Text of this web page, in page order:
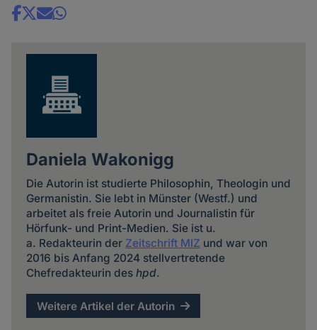
Share
Daniela Wakonigg
Die Autorin ist studierte Philosophin, Theologin und
Germanistin. Sie lebt in Münster (Westf.) und
arbeitet als freie Autorin und Journalistin für
Hörfunk- und Print-Medien. Sie ist u.
a. Redakteurin der Zeitschrift MIZ und war von
2016 bis Anfang 2024 stellvertretende
Chefredakteurin des hpd.
Weitere Artikel der Autorin